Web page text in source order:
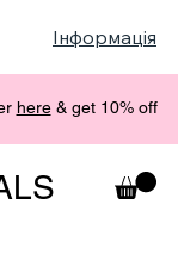
Інформація